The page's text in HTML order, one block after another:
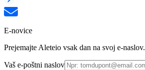
E-novice
Prejemajte Aleteio vsak dan na svoj e-naslov.
Vaš e-poštni naslov